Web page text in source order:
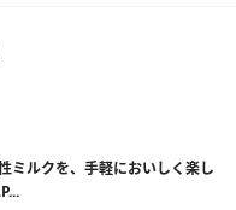
ミルクを、手軽においしく楽し